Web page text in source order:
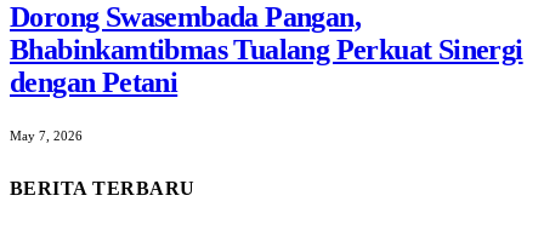
Dorong Swasembada Pangan,
Bhabinkamtibmas Tualang Perkuat Sinergi
dengan Petani
May 7, 2026
BERITA TERBARU